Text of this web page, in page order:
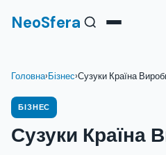
NeoSfera
Головна›Бізнес›Сузуки Країна
БІЗНЕС
Сузуки Країна